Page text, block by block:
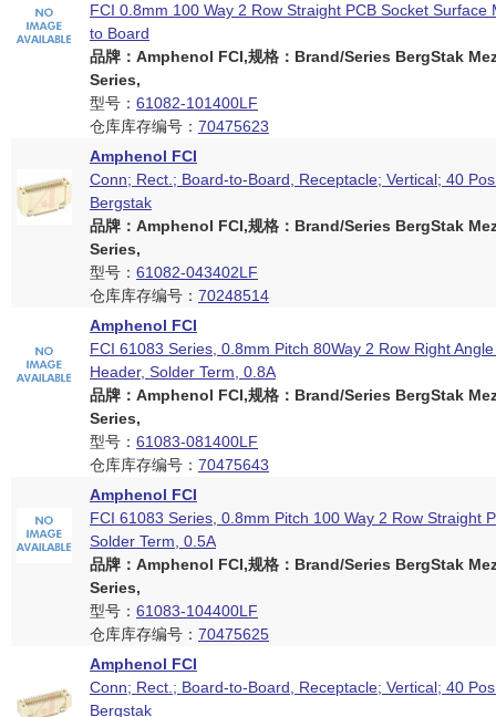
FCI 0.8mm 100 Way 2 Row Straight PCB Socket Surface
to Board
品牌：Amphenol FCI,规格：Brand/Series BergStak
Series,
型号： 61082-101400LF
仓库库存编号： 70475623
Amphenol FCI
Conn; Rect.; Board-to-Board, Receptacle; Vertical; 40
Bergstak
品牌：Amphenol FCI,规格：Brand/Series BergStak
Series,
型号： 61082-043402LF
仓库库存编号： 70248514
Amphenol FCI
FCI 61083 Series, 0.8mm Pitch 80Way 2 Row Right
Header, Solder Term, 0.8A
品牌：Amphenol FCI,规格：Brand/Series BergStak
Series,
型号： 61083-081400LF
仓库库存编号： 70475643
Amphenol FCI
FCI 61083 Series, 0.8mm Pitch 100 Way 2 Row Straight
Solder Term, 0.5A
品牌：Amphenol FCI,规格：Brand/Series BergStak
Series,
型号： 61083-104400LF
仓库库存编号： 70475625
Amphenol FCI
Conn; Rect.; Board-to-Board, Receptacle; Vertical; 40
Bergstak